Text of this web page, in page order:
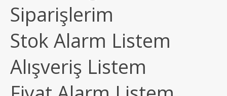
Siparişlerim
Stok Alarm Listem
Alışveriş Listem